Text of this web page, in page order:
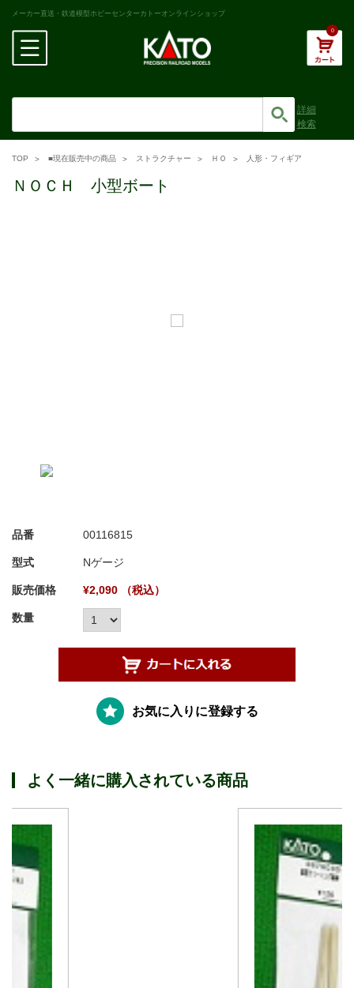
メーカー直送・鉄道模型ホビーセンターカトーオンラインショップ
0
詳細
検索
TOP ■現在販売中の商品 ストラクチャー ＨＯ 人形・フィギア
ＮＯＣＨ 小型ボート
品番 00116815
型式 Nゲージ
販売価格 ¥2,090 （税込）
数量
お気に入りに登録する
よく一緒に購入されている商品